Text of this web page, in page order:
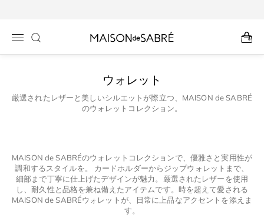
ウォレット
厳選されたレザーと美しいシルエットが際立つ、MAISON de SABRÉ
のウォレットコレクション。
MAISON de SABRÉのウォレットコレクションで、優雅さと実用性が
調和するスタイルを。 カードホルダーからジップウォレットまで、
細部まで丁寧に仕上げたデザインが魅力。厳選されたレザーを使用
し、耐久性と品格を兼ね備えたアイテムです。時を超えて愛される
MAISON de SABRÉウォレットが、日常に上品なアクセントを添えま
す。